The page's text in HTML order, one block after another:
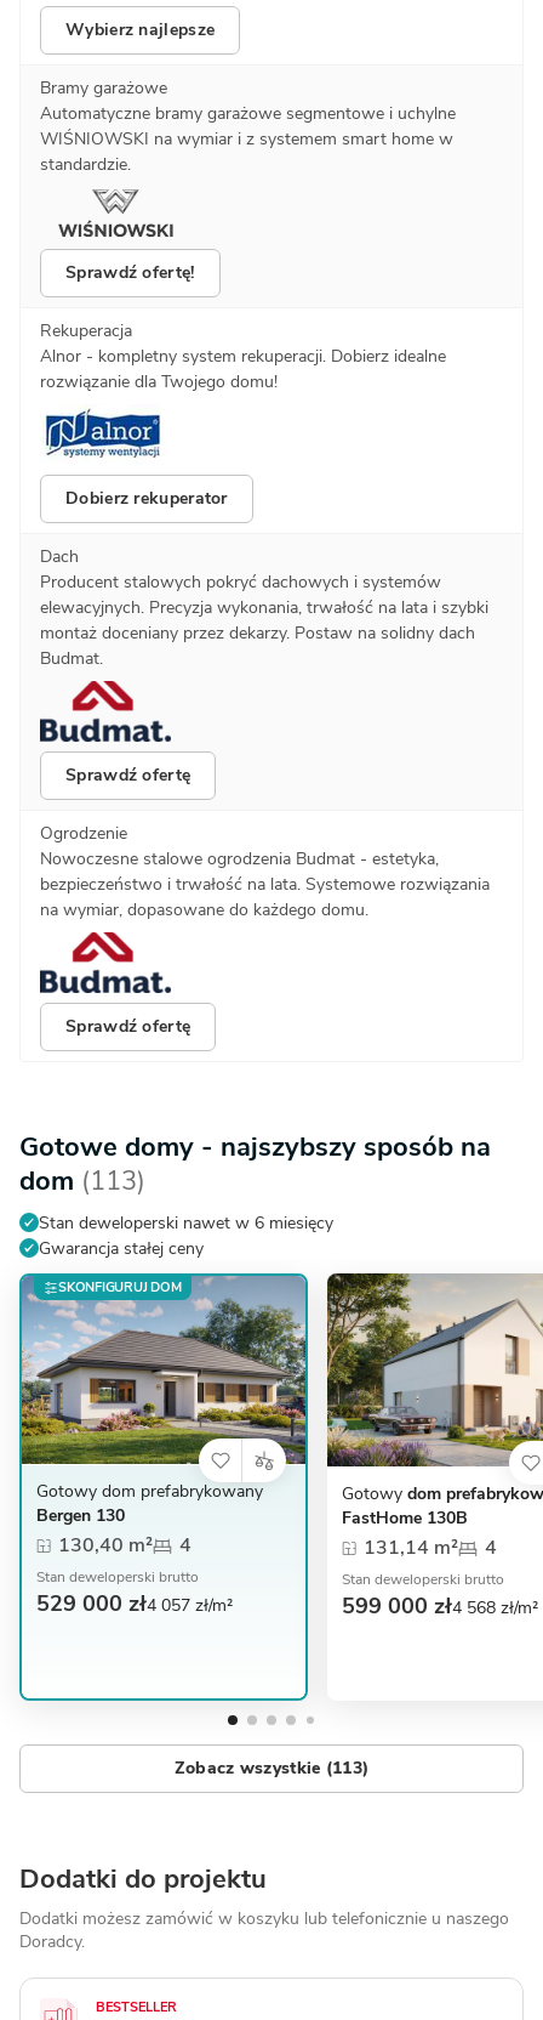
Wybierz najlepsze
Bramy garażowe
Automatyczne bramy garażowe segmentowe i uchylne
WIŚNIOWSKI na wymiar i z systemem smart home w
standardzie.
Sprawdź ofertę!
Rekuperacja
Alnor - kompletny system rekuperacji. Dobierz idealne
rozwiązanie dla Twojego domu!
Dobierz rekuperator
Dach
Producent stalowych pokryć dachowych i systemów
elewacyjnych. Precyzja wykonania, trwałość na lata i szybki
montaż doceniany przez dekarzy. Postaw na solidny dach
Budmat.
Sprawdź ofertę
Ogrodzenie
Nowoczesne stalowe ogrodzenia Budmat - estetyka,
bezpieczeństwo i trwałość na lata. Systemowe rozwiązania
na wymiar, dopasowane do każdego domu.
Sprawdź ofertę
Gotowe domy - najszybszy sposób na
dom (113)
Stan deweloperski nawet w 6 miesięcy
Gwarancja stałej ceny
SKONFIGURUJ DOM
Gotowy dom prefabrykowany
Bergen 130
130,40 m² 4
Stan deweloperski brutto
529 000 zł4 057 zł/m²
Gotowy dom
FastHome 130B
131,14 m² 4
Stan deweloperski brutto
599 000 zł4 568 zł/m²
Zobacz wszystkie (113)
Dodatki do projektu
Dodatki możesz zamówić w koszyku lub telefonicznie u naszego
Doradcy.
BESTSELLER